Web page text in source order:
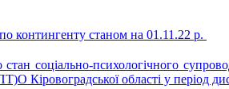
контингенту станом на 01.11.22 р.
соціально-психологічного
Кіровоградської області у період